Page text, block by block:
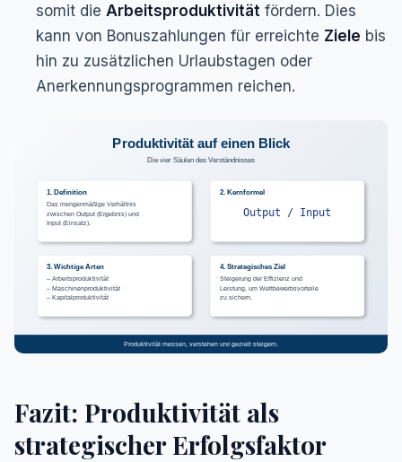
somit die Arbeitsproduktivität fördern. Dies
kann von Bonuszahlungen für erreichte Ziele bis
hin zu zusätzlichen Urlaubstagen oder
Anerkennungsprogrammen reichen.
Produktivität auf einen Blick
Die vier Säulen des Verständnisses
1. Definition
Das mengenmäßige Verhältnis
zwischen Output (Ergebnis) und
Input (Einsatz).
2. Kernformel
Output / Input
3. Wichtige Arten
– Arbeitsproduktivität
– Maschinenproduktivität
– Kapitalproduktivität
4. Strategisches Ziel
Steigerung der Effizienz und
Leistung, um Wettbewerbsvorteile
zu sichern.
Produktivität messen, verstehen und gezielt steigern.
Fazit: Produktivität als
strategischer Erfolgsfaktor